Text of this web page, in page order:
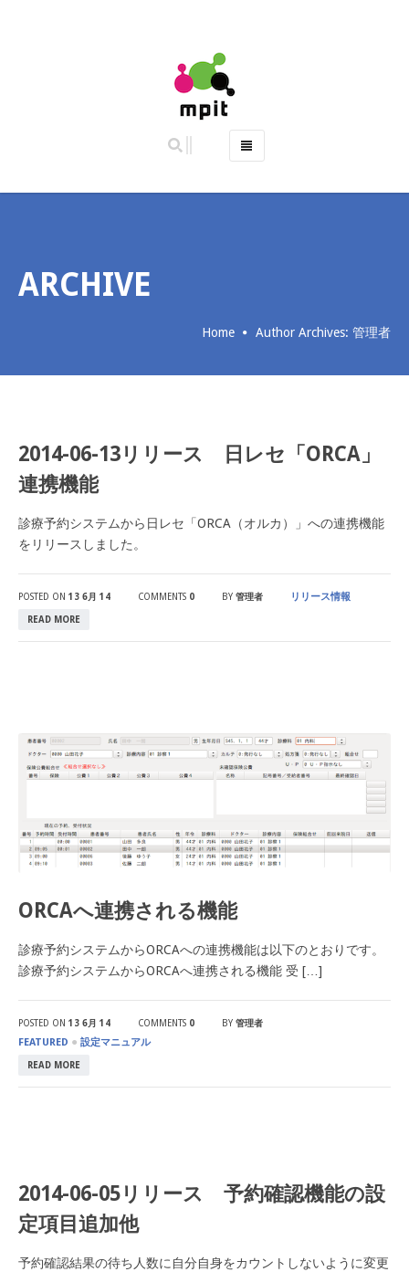
よくある質問
ARCHIVE
Home Author Archives: 管理者
2014-06-13リリース 日レセ「ORCA」
連携機能
診療予約システムから日レセ「ORCA（オルカ）」への連携機能
をリリースしました。
POSTED ON 13 6月 14 COMMENTS 0 BY 管理者 リリース情報
READ MORE
ORCAへ連携される機能
診療予約システムからORCAへの連携機能は以下のとおりです。
診療予約システムからORCAへ連携される機能 受 […]
POSTED ON 13 6月 14 COMMENTS 0 BY 管理者
FEATURED ● 設定マニュアル
READ MORE
2014-06-05リリース 予約確認機能の設
定項目追加他
予約確認結果の待ち人数に自分自身をカウントしないように変更